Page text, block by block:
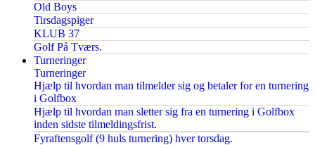
Old Boys
Tirsdagspiger
KLUB 37
Golf På Tværs.
Turneringer
Turneringer
Hjælp til hvordan man tilmelder sig og betaler for en turnering
i Golfbox
Hjælp til hvordan man sletter sig fra en turnering i Golfbox
inden sidste tilmeldingsfrist.
Fyraftensgolf (9 huls turnering) hver torsdag.